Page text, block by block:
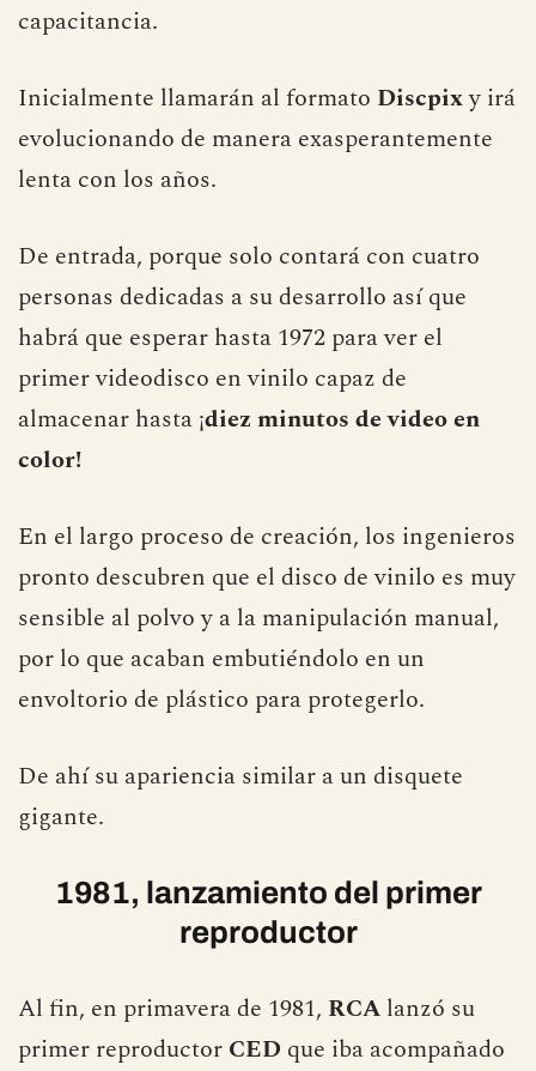
capacitancia.
Inicialmente llamarán al formato Discpixy irá
evolucionando de manera exasperantemente
lenta con los años.
De entrada, porque solo contará con cuatro
personas dedicadas a su desarrollo así que
habrá que esperar hasta 1972 para ver el
primer videodisco en vinilo capaz de
almacenar hasta ¡diez minutos de video en
color!
En el largo proceso de creación, los ingenieros
pronto descubren que el disco de vinilo es muy
sensible al polvo y a la manipulación manual,
por lo que acaban embutiéndolo en un
envoltorio de plástico para protegerlo.
De ahí su apariencia similar a un disquete
gigante.
1981, lanzamiento del primer
reproductor
Al fin, en primavera de 1981, RCA lanzó su
primer reproductor CED que iba acompañado